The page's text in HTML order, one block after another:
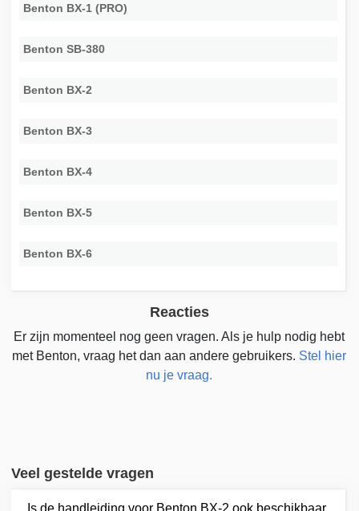
Benton BX-1 (PRO)
Benton SB-380
Benton BX-2
Benton BX-3
Benton BX-4
Benton BX-5
Benton BX-6
Reacties
Er zijn momenteel nog geen vragen. Als je hulp nodig hebt
met Benton, vraag het dan aan andere gebruikers. Stel hier
nu je vraag.
Veel gestelde vragen
Is de handleiding voor Benton BX-2 ook beschikbaar